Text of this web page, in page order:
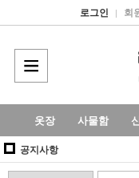
로그인 | 회
옷장 사물함
공지사항